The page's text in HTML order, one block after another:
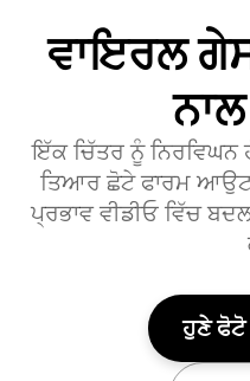
ਵਾਇਰਲ
ਇੱਕ ਚਿੱਤਰ ਨੂੰ ਨਿਰਵਿਘਨ
ਤਿਆਰ ਛੋਟੇ ਫਾਰਮ
ਪ੍ਰਭਾਵ ਵੀਡੀਓ ਵਿੱਚ
ਹੁਣੇ